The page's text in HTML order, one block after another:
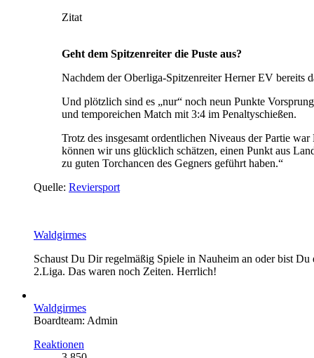
Zitat
Geht dem Spitzenreiter die Puste aus?
Nachdem der Oberliga-Spitzenreiter Herner EV bereits
Und plötzlich sind es „nur“ noch neun Punkte
und temporeichen Match mit 3:4 im Penaltyschießen.
Trotz des insgesamt ordentlichen Niveaus der Partie
können wir uns glücklich schätzen, einen Punkt aus
zu guten Torchancen des Gegners geführt haben.“
Quelle: Reviersport
Waldgirmes
Schaust Du Dir regelmäßig Spiele in Nauheim an oder bist
2.Liga. Das waren noch Zeiten. Herrlich!
Waldgirmes
Boardteam: Admin
Reaktionen